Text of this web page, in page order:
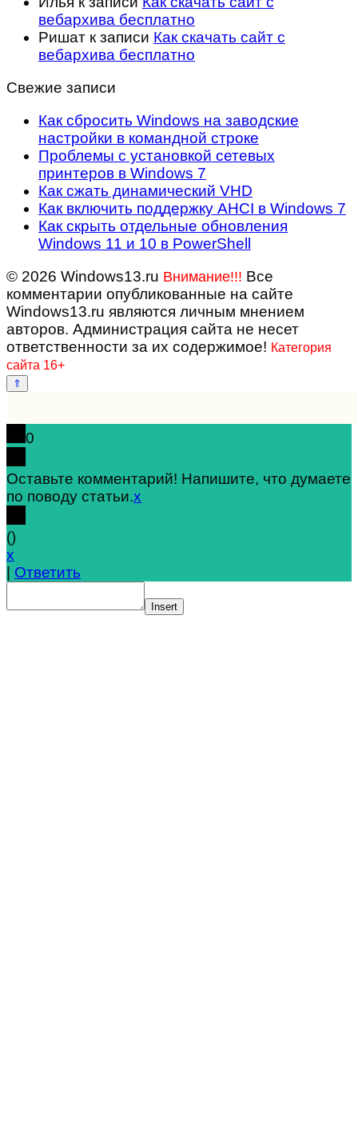
вебархива бесплатно
Ришат к записи Как скачать сайт с
вебархива бесплатно
Свежие записи
Как сбросить Windows на заводские
настройки в командной строке
Проблемы с установкой сетевых
принтеров в Windows 7
Как сжать динамический VHD
Как включить поддержку AHCI в Windows 7
Как скрыть отдельные обновления
Windows 11 и 10 в PowerShell
© 2026 Windows13.ru Внимание!!! Все
комментарии опубликованные на сайте
Windows13.ru являются личным мнением
авторов. Администрация сайта не несет
ответственности за их содержимое! Категория
сайта 16+
0
Оставьте комментарий! Напишите, что думаете
по поводу статьи.x
()
x
Ответить
Insert